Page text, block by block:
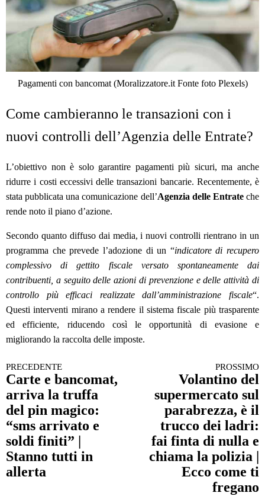
Pagamenti con bancomat (Moralizzatore.it Fonte foto Plexels)
Come cambieranno le transazioni con i
nuovi controlli dell’Agenzia delle Entrate?
L’obiettivo non è solo garantire pagamenti più sicuri, ma anche
ridurre i costi eccessivi delle transazioni bancarie. Recentemente, è
stata pubblicata una comunicazione dell’Agenzia delle Entrateche
rende noto il piano d’azione.
Secondo quanto diffuso dai media, i nuovi controlli rientrano in un
programma che prevede l’adozione di un “indicatore di recupero
complessivo di gettito fiscale versato spontaneamente dai
contribuenti, a seguito delle azioni di prevenzione e delle attività di
controllo più efficaci realizzate dall’amministrazione fiscale“.
Questi interventi mirano a rendere il sistema fiscale più trasparente
ed efficiente, riducendo così le opportunità di evasione e
migliorando la raccolta delle imposte.
Continua a leggere
PRECEDENTE
Carte e bancomat,
arriva la truffa
del pin magico:
“sms arrivato e
soldi finiti” |
Stanno tutti in
allerta
PROSSIMO
Volantino del
supermercato sul
parabrezza, è il
trucco dei ladri:
fai finta di nulla e
chiama la polizia |
Ecco come ti
fregano